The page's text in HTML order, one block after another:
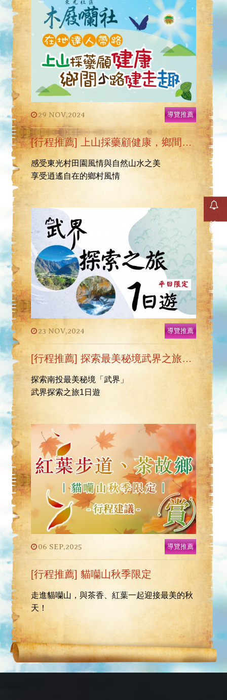
導覽推薦
29 NOV,2024
[行程推薦] 上山採藥顧健康，鄉間小路健走趣
感受東光村田園風情與自然山水之美
享受逍遙自在的鄉村風情
導覽推薦
23 NOV,2024
[行程推薦] 探索最美秘境武界之旅1日遊
探索南投最美秘境「武界」
武界探索之旅1日遊
導覽推薦
06 SEP,2025
[行程推薦] 貓囒山秋季限定
走進貓囒山，與茶香、紅葉一起迎接最美的秋
天！
預約制，須提前一周來電預約